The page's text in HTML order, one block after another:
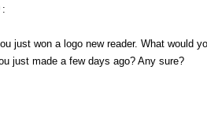
:
just won a logo new reader. What would
just made a few days ago? Any sure?